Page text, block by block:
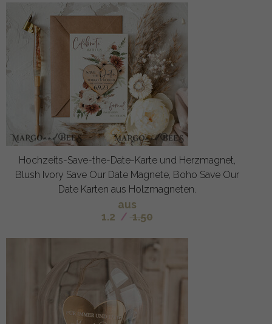
Hochzeits-Save-the-Date-Karte und Herzmagnet,
Blush Ivory Save Our Date Magnete, Boho Save Our
Date Karten aus Holzmagneten.
aus
1.2 / 1.50